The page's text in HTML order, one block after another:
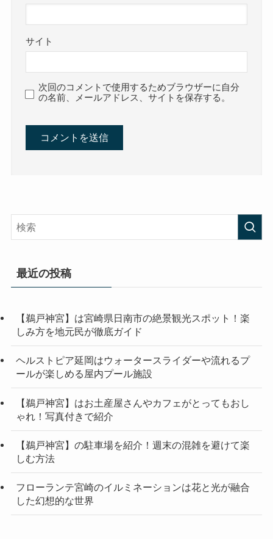
サイト
次回のコメントで使用するためブラウザーに自分
の名前、メールアドレス、サイトを保存する。
最近の投稿
【鵜戸神宮】は宮崎県日南市の絶景観光スポット！楽
しみ方を地元民が徹底ガイド
ヘルストピア延岡はウォータースライダーや流れるプ
ールが楽しめる屋内プール施設
【鵜戸神宮】はお土産屋さんやカフェがとってもおし
ゃれ！写真付きで紹介
【鵜戸神宮】の駐車場を紹介！週末の混雑を避けて楽
しむ方法
フローランテ宮崎のイルミネーションは花と光が融合
した幻想的な世界